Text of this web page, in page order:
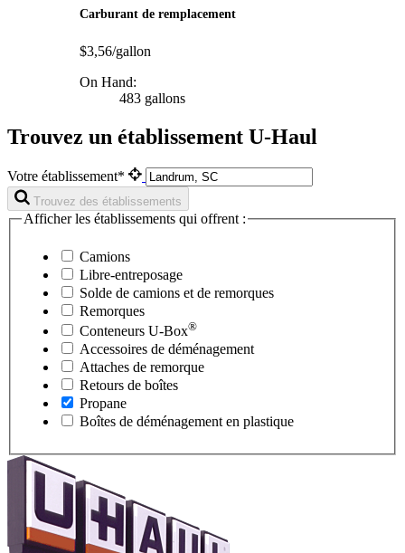
Carburant de remplacement
$3,56/gallon
On Hand:
483 gallons
Trouvez un établissement U-Haul
Votre établissement*
Trouvez des établissements
Afficher les établissements qui offrent :
Camions
Libre-entreposage
Solde de camions et de remorques
Remorques
Conteneurs U-Box®
Accessoires de déménagement
Attaches de remorque
Retours de boîtes
Propane
Boîtes de déménagement en plastique